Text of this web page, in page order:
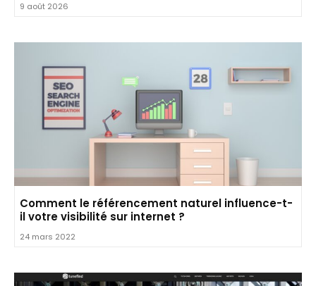
9 août 2026
Comment le référencement naturel influence-t-
il votre visibilité sur internet ?
24 mars 2022